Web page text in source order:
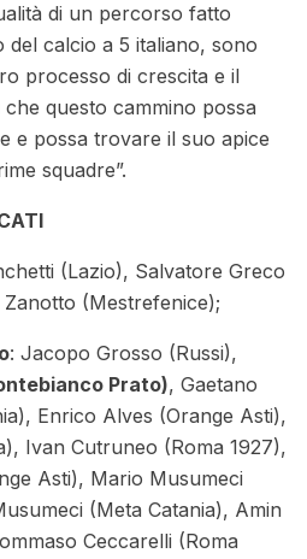
di un percorso fatto
del calcio a 5 italiano, sono
processo di crescita e il
questo cammino possa
e possa trovare il suo apice
squadre”.
(Lazio), Salvatore Greco
(Mestrefenice);
: Jacopo Grosso (Russi),
Prato), Gaetano
Enrico Alves (Orange Asti),
Ivan Cutruneo (Roma 1927),
Asti), Mario Musumeci
(Meta Catania), Amin
Ceccarelli (Roma